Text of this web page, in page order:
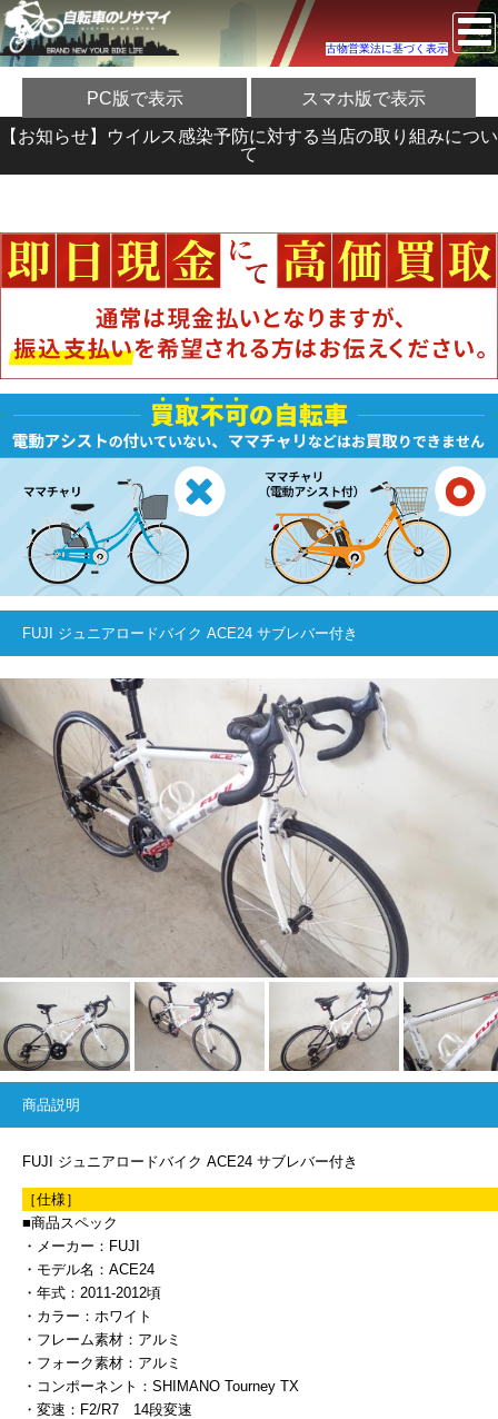
古物営業法に基づく表示
PC版で表示 スマホ版で表示
【お知らせ】ウイルス感染予防に対する当店の取り組みについ
て
FUJI ジュニアロードバイク ACE24 サブレバー付き
商品説明
FUJI ジュニアロードバイク ACE24 サブレバー付き
［仕様］
■商品スペック
・メーカー：FUJI
・モデル名：ACE24
・年式：2011-2012頃
・カラー：ホワイト
・フレーム素材：アルミ
・フォーク素材：アルミ
・コンポーネント：SHIMANO Tourney TX
・変速：F2/R7 14段変速